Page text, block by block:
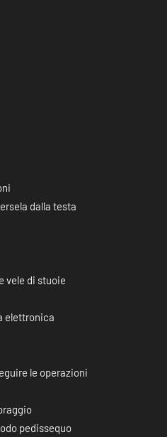
dalla testa
vele di stuoie
elettronica
le operazioni
pedissequo